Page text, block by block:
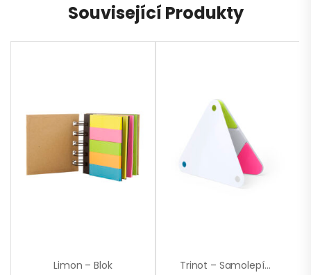
Související Produkty
Limon – Blok Trinot – Samolepící Lístky